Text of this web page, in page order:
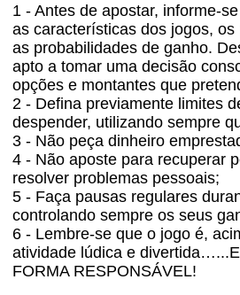
1 - Antes de apostar, informe-
as características dos jogos,
as probabilidades de ganho.
apto a tomar uma decisão
opções e montantes que
2 - Defina previamente limites
despender, utilizando sempre
3 - Não peça dinheiro
4 - Não aposte para recuperar
resolver problemas pessoais;
5 - Faça pausas regulares
controlando sempre os seus
6 - Lembre-se que o jogo é,
atividade lúdica e
FORMA RESPONSÁVEL!